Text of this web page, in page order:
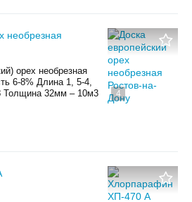
4
необрезная
орех необрезная
6-8% Длина 1, 5-4,
32мм – 10м3